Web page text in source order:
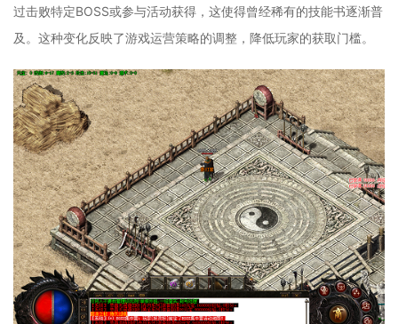
过击败特定BOSS或参与活动获得，这使得曾经稀有的技能书逐渐普
及。这种变化反映了游戏运营策略的调整，降低玩家的获取门槛。